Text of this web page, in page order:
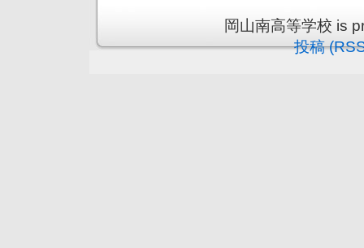
岡山南高等学校 is
投稿